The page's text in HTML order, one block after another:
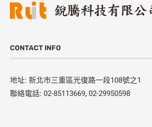
CONTACT INFO
地址: 新北市三重區光復路一段108號之1
聯絡電話: 02-85113669, 02-29950598